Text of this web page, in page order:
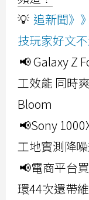
💡 追新聞》
技玩家好文不
📢 Galaxy Z
工效能 同時
Bloom
📢Sony
工地實測降
📢電商平台
環44次還帶